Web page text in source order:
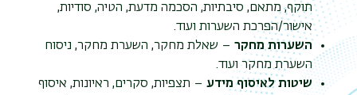
תוקף, מתאם, סיבתיות, הסכמה מדעת, הטיה, סודיות,
אישור/הפרכת השערות ועוד.
השערות מחקר – שאלת מחקר, השערת מחקר, ניסוח
השערת מחקר ועוד.
שיטות לאיסוף מידע – תצפיות, סקרים, ראיונות, איסוף